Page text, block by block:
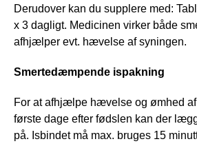
Derudover kan du supplere med:
x 3 dagligt. Medicinen virker både
afhjælper evt. hævelse af syningen.
Smertedæmpende ispakning
For at afhjælpe hævelse og ømhed
første dage efter fødslen kan der
på. Isbindet må max. bruges 15